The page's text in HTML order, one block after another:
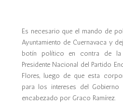
Es necesario que el mando de
Ayuntamiento de Cuernavaca y
botín político en contra de la
Presidente Nacional del Partido
Flores, luego de que esta
para los intereses del
encabezado por Graco Ramírez.